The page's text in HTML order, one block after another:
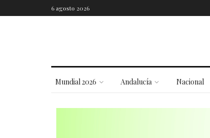
6 agosto 2026
Mundial 2026 Andalucía Nacional